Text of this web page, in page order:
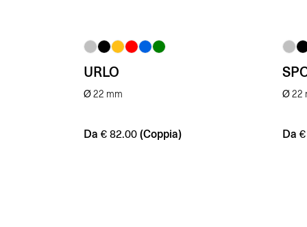
URLO
Ø 22 mm
Da € 82.00 (Coppia)
Ø 22
Da €